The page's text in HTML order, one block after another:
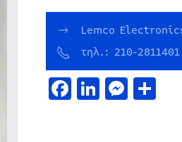
Lemco
τηλ.: 210-2811401
Facebook
LinkedIn